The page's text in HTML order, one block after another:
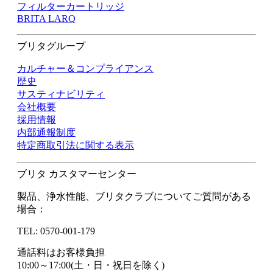
フィルターカートリッジ
BRITA LARQ
ブリタグループ
カルチャー＆コンプライアンス
歴史
サスティナビリティ
会社概要
採用情報
内部通報制度
特定商取引法に関する表示
ブリタ カスタマーセンター
製品、浄水性能、ブリタクラブについてご質問がある
場合：
TEL: 0570-001-179
通話料はお客様負担
10:00～17:00(土・日・祝日を除く)